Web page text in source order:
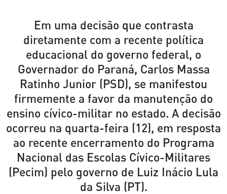
Em uma decisão que contrasta
diretamente com a recente política
educacional do governo federal, o
Governador do Paraná, Carlos Massa
Ratinho Junior (PSD), se manifestou
firmemente a favor da manutenção do
ensino cívico-militar no estado. A decisão
ocorreu na quarta-feira (12), em resposta
ao recente encerramento do Programa
Nacional das Escolas Cívico-Militares
(Pecim) pelo governo de Luiz Inácio Lula
da Silva (PT).